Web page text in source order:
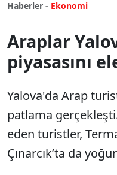
Haberler - Ekonomi
Araplar
piyasasını
Yalova'da Arap
patlama
eden turistler,
Çınarcık’ta da